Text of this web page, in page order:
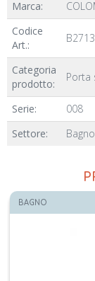
Marca:
Codice
Art.:
Categoria
prodotto:
Porta
Serie:
008
Settore:
Bagno
BAGNO